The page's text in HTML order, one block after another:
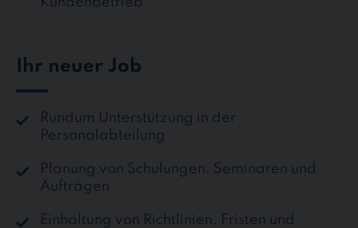
Ihr neuer Job
Rundum Unterstützung in der
Personalabteilung
Planung von Schulungen, Seminaren und
Aufträgen
Einhaltung von Richtlinien, Fristen und